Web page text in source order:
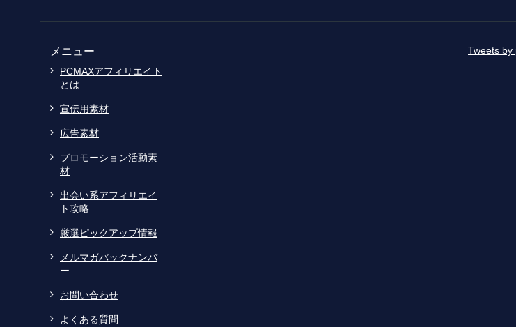
メニュー
PCMAXアフィリエイト
とは
宣伝用素材
広告素材
プロモーション活動素
材
出会い系アフィリエイ
ト攻略
厳選ピックアップ情報
メルマガバックナンバ
ー
お問い合わせ
よくある質問
Tweets by